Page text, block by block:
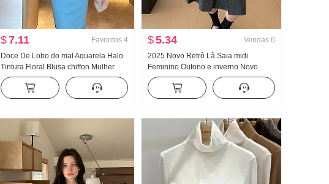
$7.11 Favoritos 4
Doce De Lobo do mal Aquarela Halo
Tintura Floral Blusa chiffon Mulher
Colar Design Sentido Efeito
emagrecedor Lata Pen Camisa
pequena Top
$5.34 Vendas 6
2025 Novo Retrô Lã Saia midi
Feminino Outono e inverno Novo
Cintura alta Efeito emagrecedor Saia
em A Abertura lateral Saia Média